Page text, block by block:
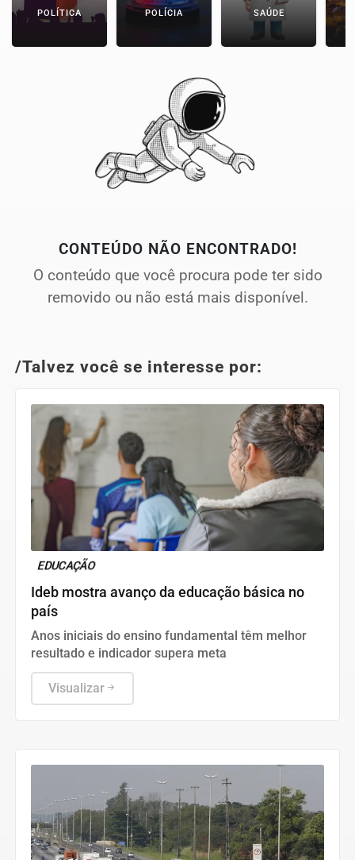
POLÍTICA POLÍCIA SAÚDE
CONTEÚDO NÃO ENCONTRADO!
O conteúdo que você procura pode ter sido
removido ou não está mais disponível.
/Talvez você se interesse por:
EDUCAÇÃO
Ideb mostra avanço da educação básica no
país
Anos iniciais do ensino fundamental têm melhor
resultado e indicador supera meta
Visualizar